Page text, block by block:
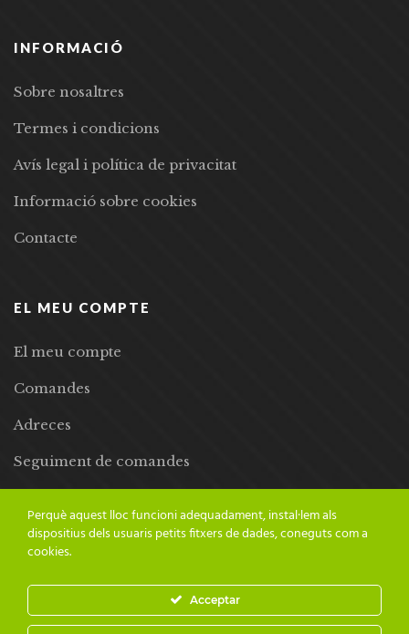
INFORMACIÓ
Sobre nosaltres
Termes i condicions
Avís legal i política de privacitat
Informació sobre cookies
Contacte
EL MEU COMPTE
El meu compte
Comandes
Adreces
Seguiment de comandes
© 2024 Adesiara Editorial | Tots els drets reservats | Preus amb
Perquè aquest lloc funcioni adequadament, instal·lem als
dispositius dels usuaris petits fitxers de dades, coneguts com a
cookies.
Acceptar